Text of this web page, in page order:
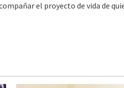
el proyecto de vida de